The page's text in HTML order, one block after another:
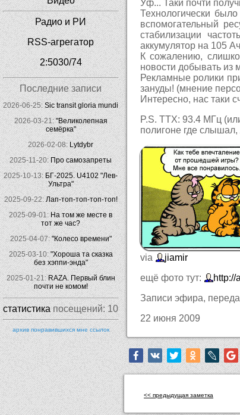
Уф... Таки почти
Технологически
вспомогательный
стабилизации
аккумулятор на 105
К сожалению,
новости добывать из
Рекламные ролики
зануды! (мнение
Интересно, нас таки
P.S. ТТХ: 93.4 МГц
полигоне где
via
jiamir
ещё фото тут:
http://
Записи эфира,
22 июня 2009
<< предыдущая заметка
Радио и РИ
RSS-агрегатор
2:5030/74
Последние записи
2026-06-25:Sic transit gloria mundi
2026-03-21:"Великолепная
семёрка"
2026-02-08:Lytdybr
2025-11-20:Про самозапреты
2025-10-13:БГ-2025. U4102 "Лев-
Ультра"
2025-09-22:Лап-топ-топ-топ-топ!
2025-09-01:На том же месте в
тот же час?
2025-04-07:"Колесо времени"
2025-03-10:"Хороша та сказка
без хэппи-энда"
2025-01-21:RAZA. Первый блин
почти не комом!
статистикапосещений:10
архив понравившихся мне ссылок